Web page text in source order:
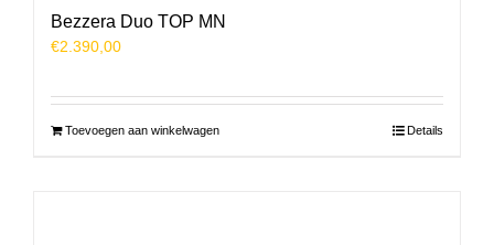
Bezzera Duo TOP MN
€2.390,00
Toevoegen aan winkelwagen Details